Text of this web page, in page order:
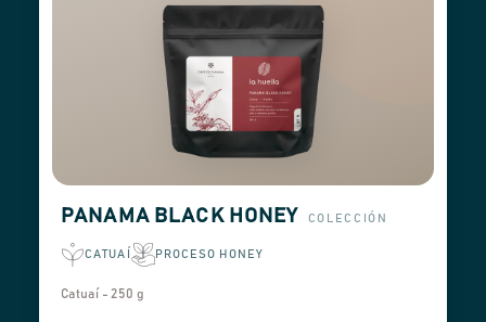
PANAMA BLACK HONEY COLECCIÓN
CATUAÍ PROCESO HONEY
Catuaí - 250 g